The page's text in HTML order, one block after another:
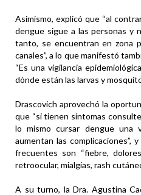
Asimismo, explicó que “al
dengue sigue a las personas y
tanto, se encuentran en zona
canales”, a lo que manifestó
“Es una vigilancia
dónde están las larvas y
Drascovich aprovechó la
que “si tienen síntomas
lo mismo cursar dengue una
aumentan las complicaciones”,
frecuentes son “fiebre,
retroocular, mialgias, rash
A su turno, la Dra. Agustina